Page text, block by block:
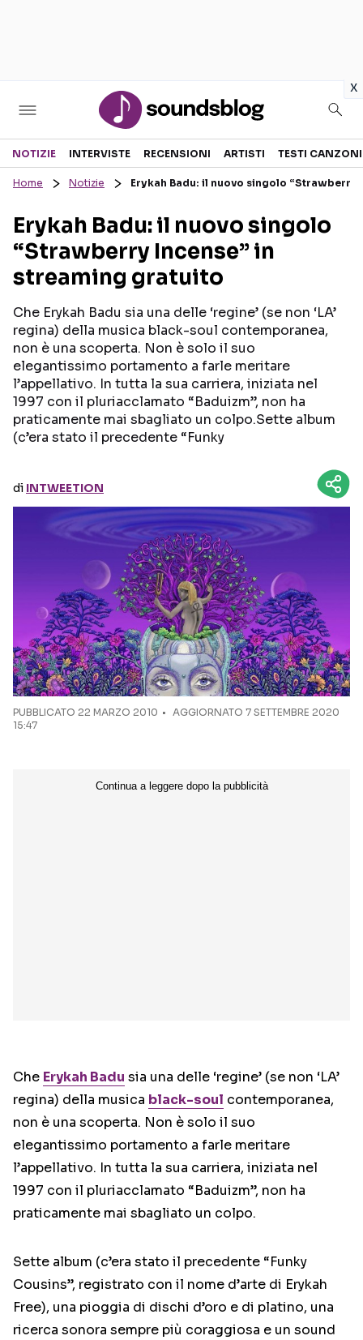
x
Sezioni
RECENSIONI MUSICALI
INTERVISTE
GOSSIP E CURIOSITÀ
TESTI CANZONI
TOUR ED EVENTI
TALENT SHOW
Seguici sui social
NOTIZIE INTERVISTE RECENSIONI ARTISTI TESTI CANZONI
Home Notizie Erykah Badu: il nuovo singolo “Strawberry
Erykah Badu: il nuovo singolo
“Strawberry Incense” in
streaming gratuito
Che Erykah Badu sia una delle ‘regine’ (se non ‘LA’
regina) della musica black-soul contemporanea,
non è una scoperta. Non è solo il suo
elegantissimo portamento a farle meritare
l’appellativo. In tutta la sua carriera, iniziata nel
1997 con il pluriacclamato “Baduizm”, non ha
praticamente mai sbagliato un colpo.Sette album
(c’era stato il precedente “Funky
di INTWEETION
PUBBLICATO 22 MARZO 2010
AGGIORNATO 7 SETTEMBRE 2020
15:47
Che Erykah Badu sia una delle ‘regine’ (se non ‘LA’
regina) della musica black-soul contemporanea,
non è una scoperta. Non è solo il suo
elegantissimo portamento a farle meritare
l’appellativo. In tutta la sua carriera, iniziata nel
1997 con il pluriacclamato “Baduizm”, non ha
praticamente mai sbagliato un colpo.
Sette album (c’era stato il precedente “Funky
Cousins”, registrato con il nome d’arte di Erykah
Free), una pioggia di dischi d’oro e di platino, una
ricerca sonora sempre più coraggiosa e un sound